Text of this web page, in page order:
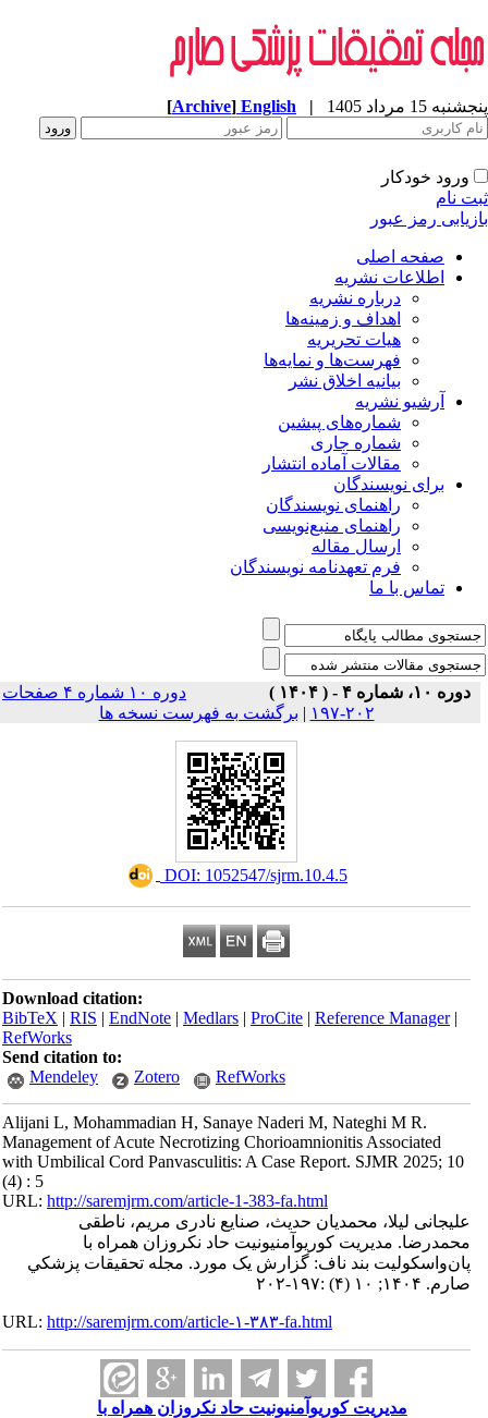
15 مرداد 1405 |
English
[Archive]
ورود خودکار
نام
رمز عبور
صفحه اصلی
اطلاعات نشریه
درباره نشریه
اهداف و زمینه‌ها
هیات تحریریه
فهرست‌ها و نمایه‌ها
بیانیه اخلاق نشر
آرشیو نشریه
شماره‌های پیشین
شماره جاری
مقالات آماده انتشار
برای نویسندگان
راهنمای نویسندگان
راهنمای منبع‌نویسی
ارسال مقاله
فرم تعهدنامه نویسندگان
تماس با ما
دوره ۱۰، شماره ۴ - ( ۱۴۰۴ )
دوره ۱۰ شماره ۴ صفحات
۲۰۲-۱۹۷
| برگشت به فهرست نسخه ها
‎ DOI: 1052547/sjrm.10.4.5
Download citation:
BibTeX|RIS|EndNote|Medlars|ProCite|Reference Manager
RefWorks
Send citation to:
Mendeley
Zotero RefWorks
Alijani L, Mohammadian H, Sanaye Naderi M, Nateghi M R.
Management of Acute Necrotizing Chorioamnionitis Associated
with Umbilical Cord Panvasculitis: A Case Report. SJMR 2025; 10
(4) : 5
URL:http://saremjrm.com/article-1-383-fa.html
علیجانی لیلا، محمدیان حدیث، صنایع نادری مریم، ناطقی
محمدرضا. مدیریت کوریوآمنیونیت حاد نکروزان همراه با
پان‌واسکولیت بند ناف: گزارش یک مورد. مجله تحقيقات پزشكي
صارم. ۱۴۰۴; ۱۰ (۴) :۱۹۷-۲۰۲
URL:http://saremjrm.com/article-۱-۳۸۳-fa.html
مدیریت کوریوآمنیونیت حاد نکروزان همراه با